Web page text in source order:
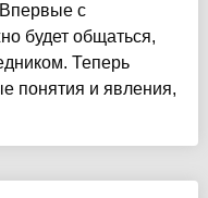
с
будет общаться,
Теперь
понятия и явления,